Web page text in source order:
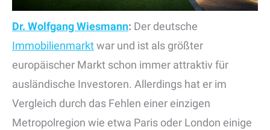
Dr. Wolfgang Wiesmann: Der deutsche
Immobilienmarktwar und ist als größter
europäischer Markt schon immer attraktiv für
ausländische Investoren. Allerdings hat er im
Vergleich durch das Fehlen einer einzigen
Metropolregion wie etwa Paris oder London einige